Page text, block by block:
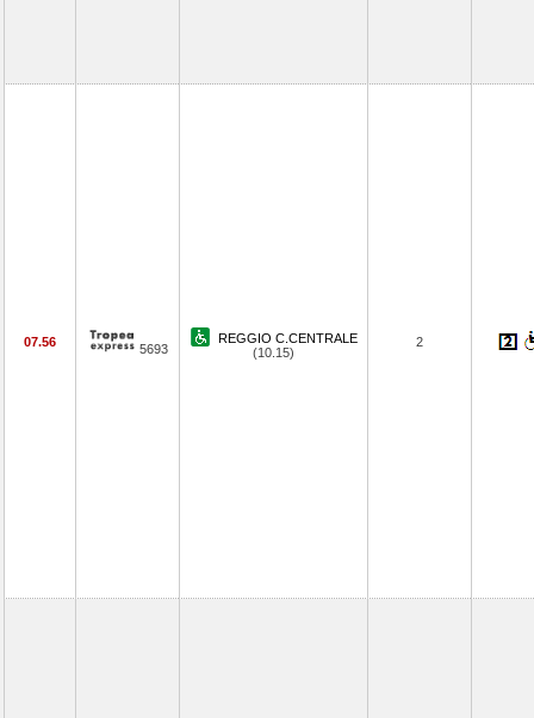
07.56 5693
REGGIO C.CENTRALE
(10.15)
2